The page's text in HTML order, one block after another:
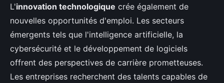
L'innovation technologique crée également de
nouvelles opportunités d'emploi. Les secteurs
émergents tels que l'intelligence artificielle, la
cybersécurité et le développement de logiciels
offrent des perspectives de carrière prometteuses.
Les entreprises recherchent des talents capables de